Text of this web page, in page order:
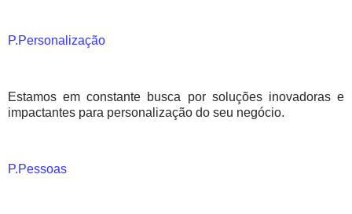
P.Personalização
Estamos em constante busca por soluções inovadoras e
impactantes para personalização do seu negócio.
P.Pessoas